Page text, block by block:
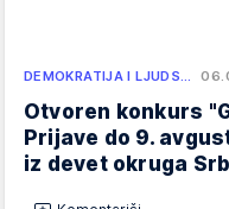
DEMOKRATIJA I LJUDS…
Otvoren konkurs
Prijave do 9.
iz devet okruga